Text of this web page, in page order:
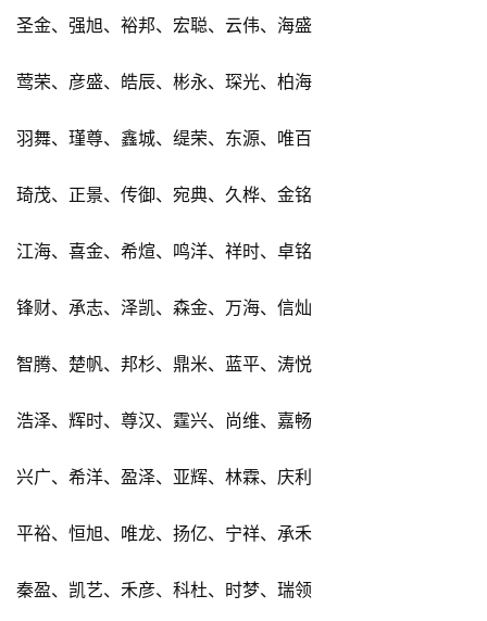
圣金、强旭、裕邦、宏聪、云伟、海盛
莺荣、彦盛、皓辰、彬永、琛光、柏海
羽舞、瑾尊、鑫城、缇荣、东源、唯百
琦茂、正景、传御、宛典、久桦、金铭
江海、喜金、希煊、鸣洋、祥时、卓铭
锋财、承志、泽凯、森金、万海、信灿
智腾、楚帆、邦杉、鼎米、蓝平、涛悦
浩泽、辉时、尊汉、霆兴、尚维、嘉畅
兴广、希洋、盈泽、亚辉、林霖、庆利
平裕、恒旭、唯龙、扬亿、宁祥、承禾
秦盈、凯艺、禾彦、科杜、时梦、瑞领